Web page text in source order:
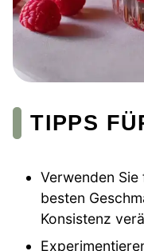
TIPPS
Verwenden
besten
Konsistenz